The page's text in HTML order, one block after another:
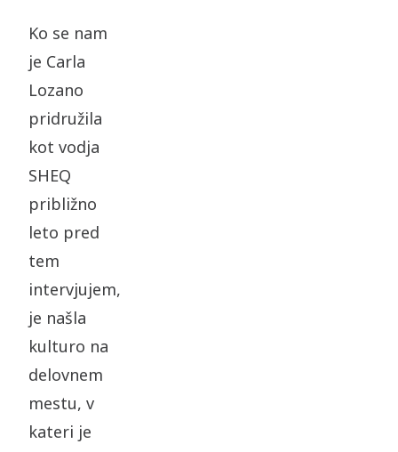
Ko se nam
je Carla
Lozano
pridružila
kot vodja
SHEQ
približno
leto pred
tem
intervjujem,
je našla
kulturo na
delovnem
mestu, v
kateri je